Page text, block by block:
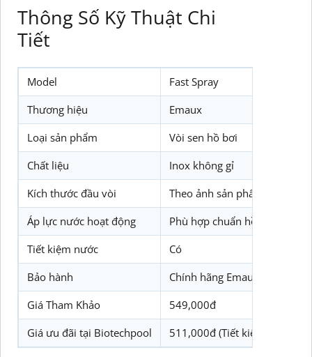
Thông Số Kỹ Thuật Chi
Tiết
Model Fast Spray
Thương hiệu Emaux
Loại sản phẩm Vòi sen hồ bơi
Chất liệu Inox không gỉ
Kích thước đầu vòi Theo ảnh sản phẩm
Áp lực nước hoạt động Phù hợp chuẩn hồ bơi thông
Tiết kiệm nước Có
Bảo hành Chính hãng Emaux
Giá Tham Khảo 549,000đ
Giá ưu đãi tại Biotechpool 511,000đ (Tiết kiệm 7%)